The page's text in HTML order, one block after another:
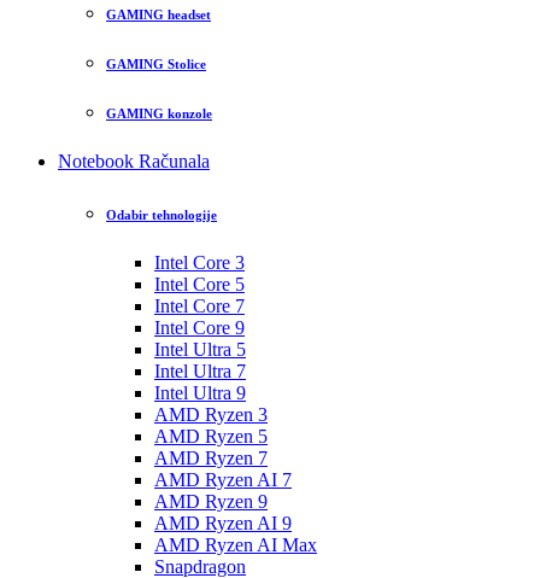
GAMING headset
GAMING Stolice
GAMING konzole
Notebook Računala
Odabir tehnologije
Intel Core 3
Intel Core 5
Intel Core 7
Intel Core 9
Intel Ultra 5
Intel Ultra 7
Intel Ultra 9
AMD Ryzen 3
AMD Ryzen 5
AMD Ryzen 7
AMD Ryzen AI 7
AMD Ryzen 9
AMD Ryzen AI 9
AMD Ryzen AI Max
Snapdragon